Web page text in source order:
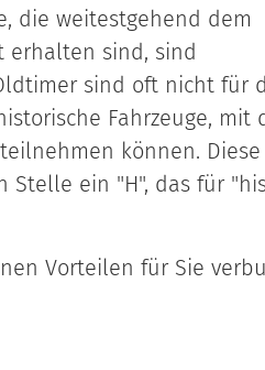
die weitestgehend dem
erhalten sind, sind
sind oft nicht für
Fahrzeuge, mit
können. Diese
ein "H", das für
Vorteilen für Sie